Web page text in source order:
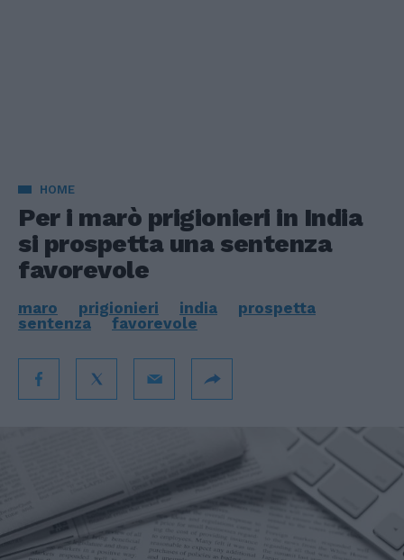
HOME
Per i marò prigionieri in India
si prospetta una sentenza
favorevole
maro prigionieri india
prospetta
sentenza
favorevole